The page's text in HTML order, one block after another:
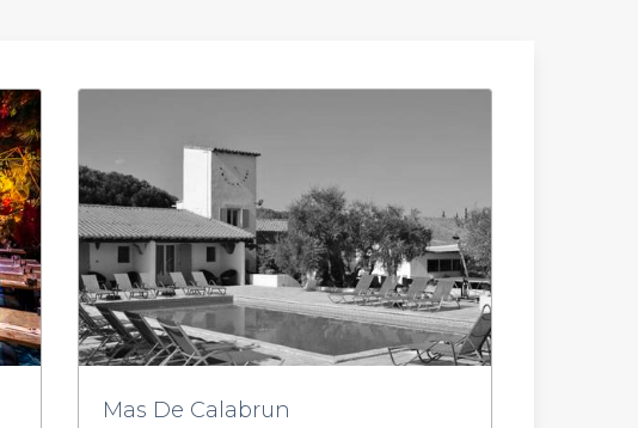
Mas De Calabrun